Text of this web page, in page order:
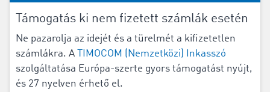
Támogatás ki nem fizetett számlák esetén
Ne pazarolja az idejét és a türelmét a kifizetetlen
számlákra. A TIMOCOM (Nemzetközi) Inkasszó
szolgáltatása Európa-szerte gyors támogatást nyújt,
és 27 nyelven érhető el.